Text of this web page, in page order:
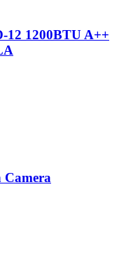
1200BTU A++